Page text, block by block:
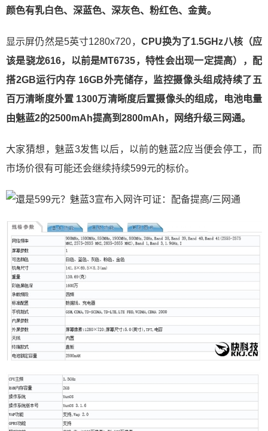
颜色有乳白色、深蓝色、深灰色、粉红色、金黄。
显示屏仍然是5英寸1280x720， CPU换为了1.5GHz八核（应
该是骁龙616，以前是MT6735，特性会出现一定提高），配
搭2GB运行内存 16GB外壳储存，监控摄像头组成持续了五
百万清晰度外置 1300万清晰度后置摄像头的组成，电池电量
由魅蓝2的2500mAh提高到2800mAh，网络升级三网通。
大家猜想，魅蓝3发售以后，以前的魅蓝2应当便会停工，而
市场价很有可能还会继续持续599元的标价。